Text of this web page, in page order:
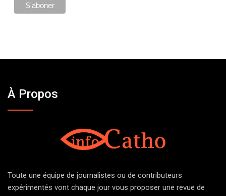
À Propos
Toute une équipe de journalistes ou de contributeurs
expérimentés vont chaque jour vous proposer une revue de